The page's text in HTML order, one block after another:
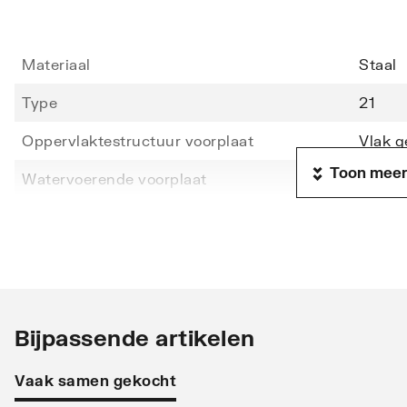
Materiaal Staal
Type 21
Oppervlaktestructuur voorplaat Vlak
Watervoerende voorplaat Nee
Warmteafgifte EN 442 20°C - 55/45
Toon meer
Bijpassende artikelen
Vaak samen gekocht